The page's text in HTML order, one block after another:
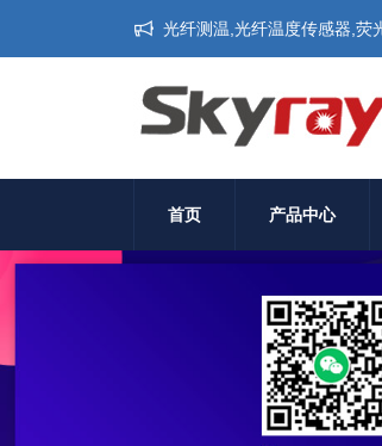
光纤测温,光纤温度传感器,荧
首页 产品中心